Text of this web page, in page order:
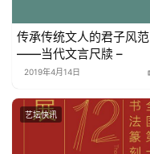
繁
體
一
百
例
传承传统文人的君子风范
――当代文言尺牍 –
2019年4月14日
艺坛快讯